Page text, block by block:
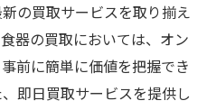
の買取サービスを取り揃え
器の買取においては、オン
前に簡単に価値を把握でき
即日買取サービスを提供し